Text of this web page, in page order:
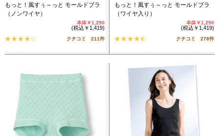
もっと！風すぅ～っと モールドブラ
（ノンワイヤ）
本体￥1,290
(税込￥1,419)
クチコミ 211件
もっと！風すぅ～っと モールドブラ
（ワイヤ入り）
本体￥1,290
(税込￥1,419)
クチコミ 278件